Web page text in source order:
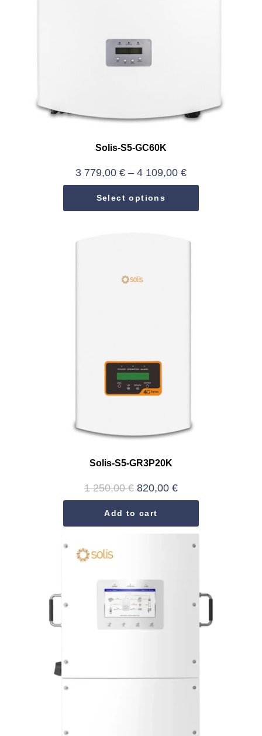
Solis-S5-GC60K
3 779,00 € – 4 109,00 €
Select options
Solis-S5-GR3P20K
1 250,00€ 820,00 €
Add to cart